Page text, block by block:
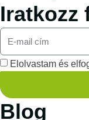
Iratkozz
Elolvastam és
Blog